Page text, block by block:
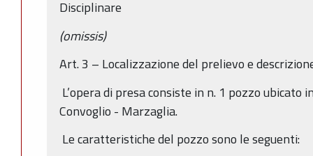
Disciplinare
(omissis)
Art. 3 – Localizzazione del prelievo e
L’opera di presa consiste in n. 1 pozzo ubicato
Convoglio - Marzaglia.
Le caratteristiche del pozzo sono le seguenti: